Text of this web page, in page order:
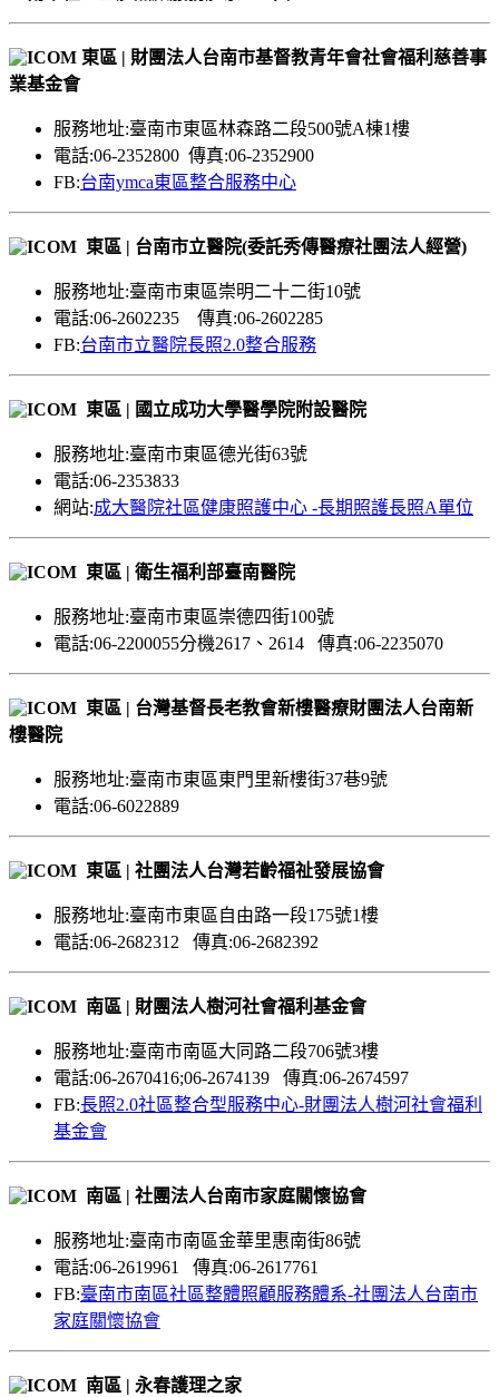
東區 | 財團法人台南市基督教青年會社會福利慈善事
業基金會
服務地址:臺南市東區林森路二段500號A棟1樓
電話:06-2352800 傳真:06-2352900
FB:台南ymca東區整合服務中心
東區 | 台南市立醫院(委託秀傳醫療社團法人經營)
服務地址:臺南市東區崇明二十二街10號
電話:06-2602235 傳真:06-2602285
FB:台南市立醫院長照2.0整合服務
東區 | 國立成功大學醫學院附設醫院
服務地址:臺南市東區德光街63號
電話:06-2353833
網站:成大醫院社區健康照護中心 -長期照護長照A單位
東區 | 衛生福利部臺南醫院
服務地址:臺南市東區崇德四街100號
電話:06-2200055分機2617、2614 傳真:06-2235070
東區 | 台灣基督長老教會新樓醫療財團法人台南新
樓醫院
服務地址:臺南市東區東門里新樓街37巷9號
電話:06-6022889
東區 | 社團法人台灣若齡福祉發展協會
服務地址:臺南市東區自由路一段175號1樓
電話:06-2682312 傳真:06-2682392
南區 | 財團法人樹河社會福利基金會
服務地址:臺南市南區大同路二段706號3樓
電話:06-2670416;06-2674139 傳真:06-2674597
FB:長照2.0社區整合型服務中心-財團法人樹河社會福利
基金會
南區 | 社團法人台南市家庭關懷協會
服務地址:臺南市南區金華里惠南街86號
電話:06-2619961 傳真:06-2617761
FB:臺南市南區社區整體照顧服務體系-社團法人台南市
家庭關懷協會
南區 | 永春護理之家